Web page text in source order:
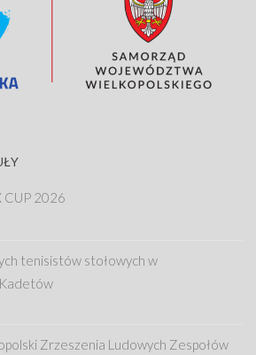
CUP 2026
tenisistów stołowych w
Zrzeszenia Ludowych Zespołów